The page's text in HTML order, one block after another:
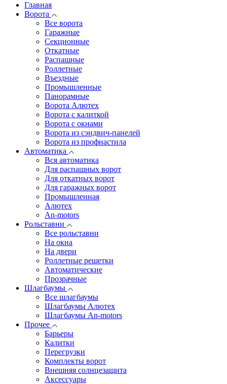
Главная
Ворота
Все ворота
Гаражные
Секционные
Откатные
Распашные
Роллетные
Въездные
Промышленные
Панорамные
Ворота Алютех
Ворота с калиткой
Ворота c окнами
Ворота из сэндвич-панелей
Ворота из профнастила
Автоматика
Вся автоматика
Для распашных ворот
Для откатных ворот
Для гаражных ворот
Промышленная
Алютех
An-motors
Рольставни
Все рольставни
На окна
На двери
Роллетные решетки
Автоматические
Прозрачные
Шлагбаумы
Все шлагбаумы
Шлагбаумы Алютех
Шлагбаумы An-motors
Прочее
Барьеры
Калитки
Перегрузки
Комплекты ворот
Внешняя солнцезащита
Аксессуары